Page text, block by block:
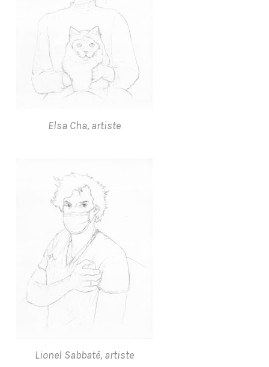
Elsa Cha, artiste
Lionel Sabbaté, artiste